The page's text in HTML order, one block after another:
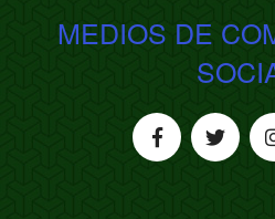
MEDIOS DE